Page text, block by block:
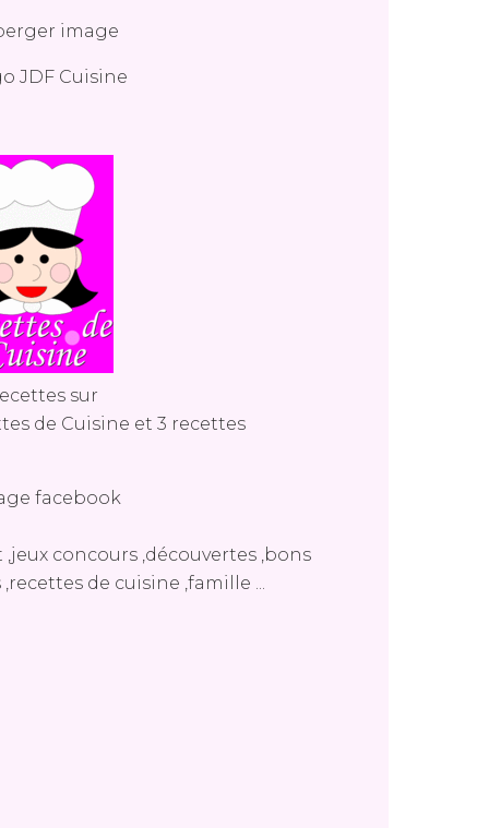
sur
de Cuisine et 3 recettes
facebook